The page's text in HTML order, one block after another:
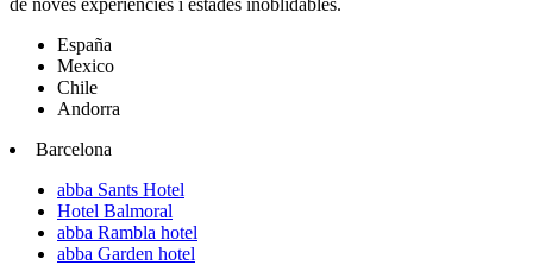
España
Mexico
Chile
Andorra
Barcelona
abba Sants Hotel
Hotel Balmoral
abba Rambla hotel
abba Garden hotel